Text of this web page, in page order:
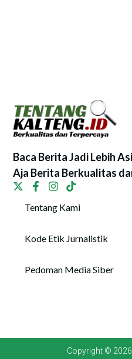
Baca Berita Jadi Lebih
Aja Berita Berkualitas
Tentang Kami
Kode Etik Jurnalistik
Pedoman Media Siber
Copyright ©